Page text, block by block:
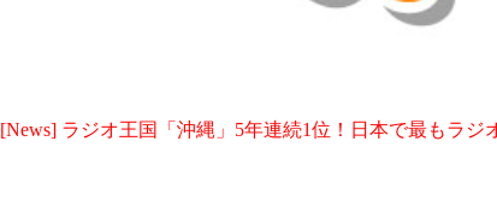
[News] ラジオ王国「沖縄」5年連続1位！日本で最もラジ